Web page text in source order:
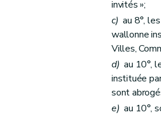
Art. 56
Art. 57
Art. 58
Section 5
Art. 59
Art. 61
invités »;
c) au 8°,
wallonne
Villes,
d) au 10°,
instituée
sont
e) au 10°,